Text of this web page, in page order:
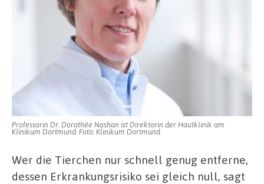
Professorin Dr. Dorothée Nashan ist Direktorin der Hautklinik am
Klinikum Dortmund. Foto: Klinikum Dortmund
Wer die Tierchen nur schnell genug entferne,
dessen Erkrankungsrisiko sei gleich null, sagt